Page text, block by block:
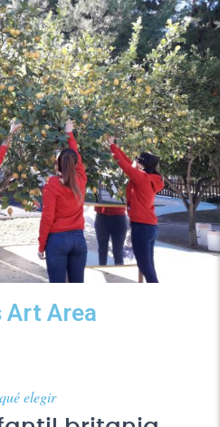
Art Area
elegir